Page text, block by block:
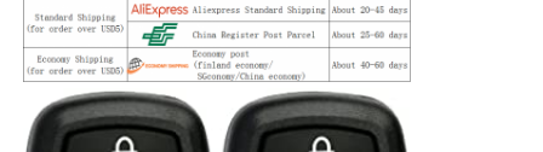
Όλες οι περιπτώσεις
Αυτόματα κλειδιά